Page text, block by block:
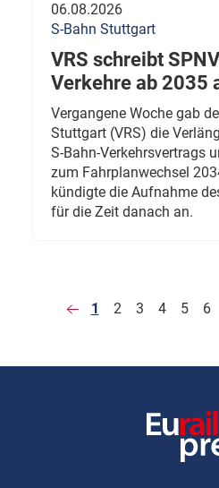
06.08.2026
S-Bahn Stuttgart
VRS schreibt
Verkehre ab 2035
Vergangene Woche gab
Stuttgart (VRS) die
S-Bahn-Verkehrsvertrags
zum Fahrplanwechsel
kündigte die Aufnahme
für die Zeit danach an.
1 2 3 4 5 6